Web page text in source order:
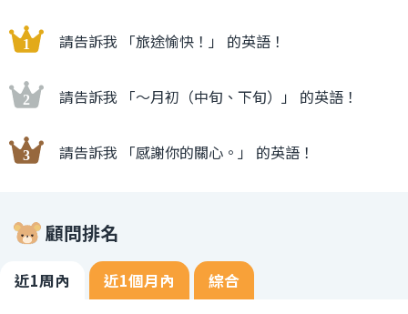
請告訴我 「旅途愉快！」 的英語！
請告訴我 「〜月初（中旬、下旬）」 的英語！
請告訴我 「感謝你的關心。」 的英語！
顧問排名
近1周內 近1個月內 綜合